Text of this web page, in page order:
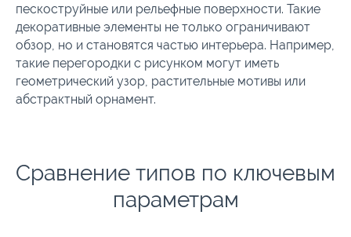
пескоструйные или рельефные поверхности. Такие
декоративные элементы не только ограничивают
обзор, но и становятся частью интерьера. Например,
такие перегородки с рисунком могут иметь
геометрический узор, растительные мотивы или
абстрактный орнамент.
Сравнение типов по ключевым
параметрам